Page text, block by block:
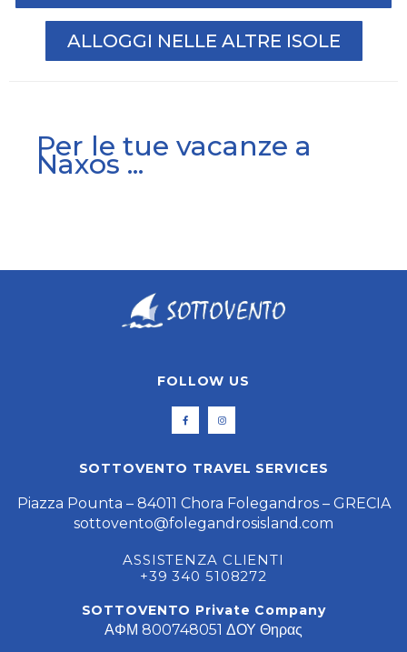
ALLOGGI NELLE ALTRE ISOLE
Per le tue vacanze a
Naxos ...
FOLLOW US
SOTTOVENTO TRAVEL SERVICES
Piazza Pounta – 84011 Chora Folegandros – GRECIA
sottovento@folegandrosisland.com
ASSISTENZA CLIENTI
+39 340 5108272
SOTTOVENTO Private Company
ΑΦΜ 800748051 ΔΟΥ Θηρας